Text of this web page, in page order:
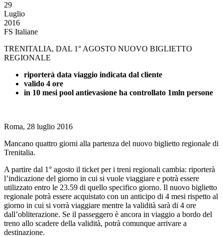
29
Luglio
2016
FS Italiane
TRENITALIA, DAL 1° AGOSTO NUOVO BIGLIETTO
REGIONALE
riporterà data viaggio indicata dal cliente
valido 4 ore
in 10 mesi pool antievasione ha controllato 1mln persone
Roma, 28 luglio 2016
Mancano quattro giorni alla partenza del nuovo biglietto regionale di
Trenitalia.
A partire dal 1° agosto il ticket per i treni regionali cambia: riporterà
l’indicazione del giorno in cui si vuole viaggiare e potrà essere
utilizzato entro le 23.59 di quello specifico giorno. Il nuovo biglietto
regionale potrà essere acquistato con un anticipo di 4 mesi rispetto al
giorno in cui si vorrà viaggiare mentre la validità sarà di 4 ore
dall’obliterazione. Se il passeggero è ancora in viaggio a bordo del
treno allo scadere della validità, potrà comunque arrivare a
destinazione.